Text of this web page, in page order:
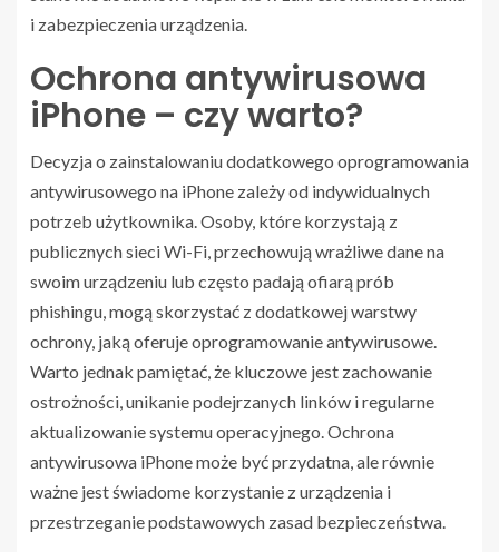
i zabezpieczenia urządzenia.
Ochrona antywirusowa
iPhone – czy warto?
Decyzja o zainstalowaniu dodatkowego oprogramowania
antywirusowego na iPhone zależy od indywidualnych
potrzeb użytkownika. Osoby, które korzystają z
publicznych sieci Wi-Fi, przechowują wrażliwe dane na
swoim urządzeniu lub często padają ofiarą prób
phishingu, mogą skorzystać z dodatkowej warstwy
ochrony, jaką oferuje oprogramowanie antywirusowe.
Warto jednak pamiętać, że kluczowe jest zachowanie
ostrożności, unikanie podejrzanych linków i regularne
aktualizowanie systemu operacyjnego. Ochrona
antywirusowa iPhone może być przydatna, ale równie
ważne jest świadome korzystanie z urządzenia i
przestrzeganie podstawowych zasad bezpieczeństwa.